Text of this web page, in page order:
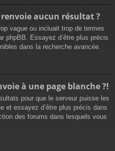
aucun résultat ?
vague ou incluait trop de termes
phpBB. Essayez d’être plus précis
dans la recherche avancée.
à une page blanche ?!
pour que le serveur puisse les
et essayez d’être plus précis dans
des forums dans lesquels vous